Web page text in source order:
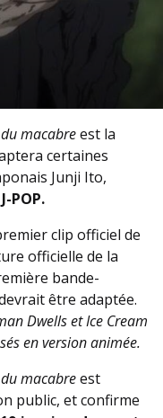
macabreest la
certaines
Junji Ito,
POP.
clip officiel de
officielle de la
bande-
être adaptée.
Dwells et Ice Cream
en version animée.
macabreest
public, et confirme